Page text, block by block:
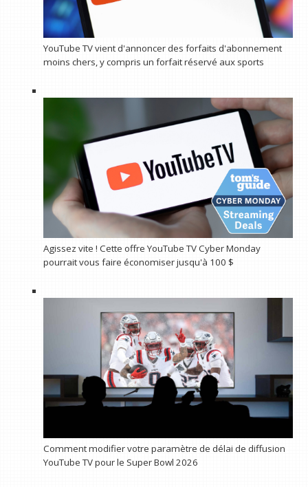
YouTube TV vient d'annoncer des forfaits d'abonnement
moins chers, y compris un forfait réservé aux sports
Agissez vite ! Cette offre YouTube TV Cyber ​​​​Monday
pourrait vous faire économiser jusqu'à 100 $
Comment modifier votre paramètre de délai de diffusion
YouTube TV pour le Super Bowl 2026